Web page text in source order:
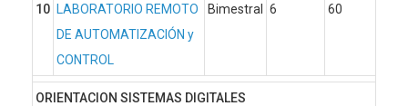
10 LABORATORIO REMOTO
DE AUTOMATIZACIÓN y
CONTROL
Bimestral 6 60
ORIENTACION SISTEMAS DIGITALES